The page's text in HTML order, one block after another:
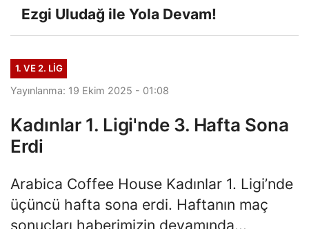
Ezgi Uludağ ile Yola Devam!
1. VE 2. LIG
Yayınlanma: 19 Ekim 2025 - 01:08
Kadınlar 1. Ligi'nde 3. Hafta Sona
Erdi
Arabica Coffee House Kadınlar 1. Ligi’nde
üçüncü hafta sona erdi. Haftanın maç
sonuçları haberimizin devamında...